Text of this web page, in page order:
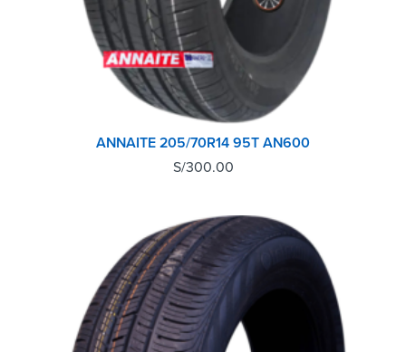
ANNAITE 205/70R14 95T AN600
S/300.00